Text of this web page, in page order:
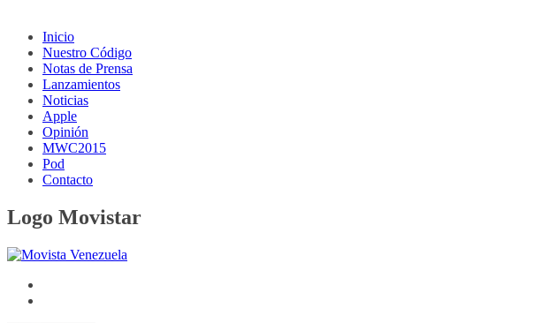
Inicio
Nuestro Código
Notas de Prensa
Lanzamientos
Noticias
Apple
Opinión
MWC2015
Pod
Contacto
Logo Movistar